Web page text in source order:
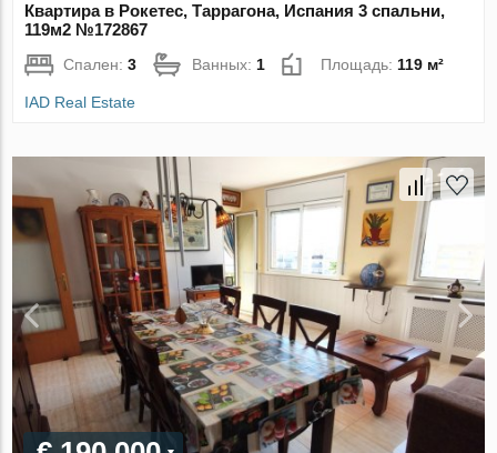
Квартира в Рокетес, Таррагона, Испания 3 спальни,
119м2 №172867
Спален:3 Ванных: 1 Площадь: 119 м²
IAD Real Estate